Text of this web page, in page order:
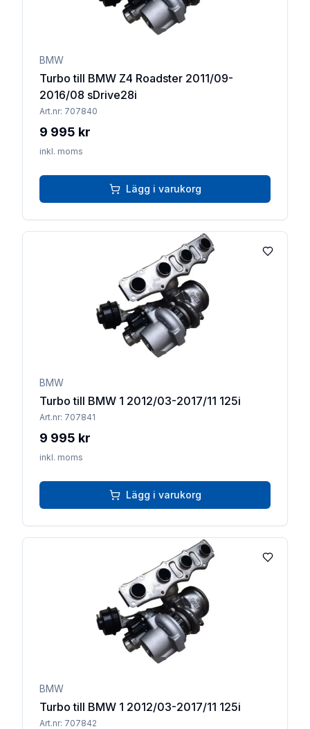
BMW
Turbo till BMW Z4 Roadster 2011/09-
2016/08 sDrive28i
Art.nr: 707840
9 995 kr
inkl. moms
Lägg i varukorg
Lägg till
BMW
Turbo till BMW 1 2012/03-2017/11 125i
Art.nr: 707841
9 995 kr
inkl. moms
Lägg i varukorg
Lägg till
BMW
Turbo till BMW 1 2012/03-2017/11 125i
Art.nr: 707842